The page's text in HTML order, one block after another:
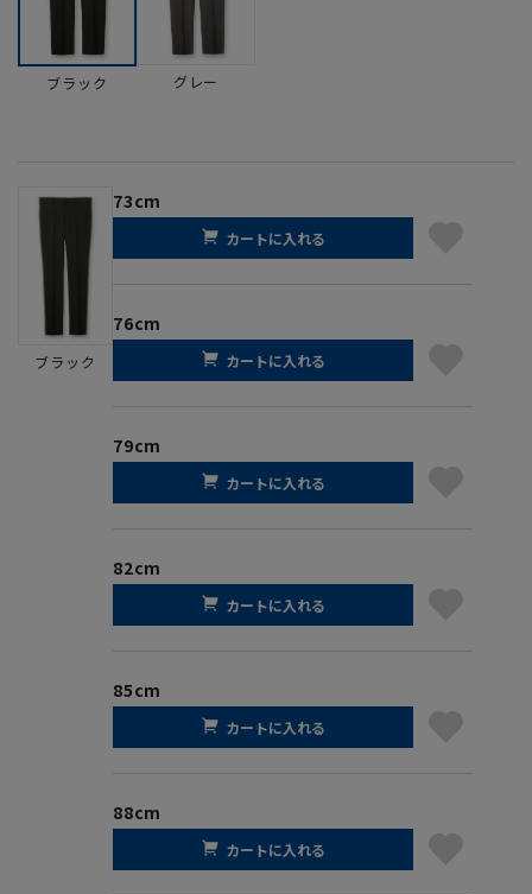
ブラック グレー
ブラック
73cm
カートに入れる
76cm
カートに入れる
79cm
カートに入れる
82cm
カートに入れる
85cm
カートに入れる
88cm
カートに入れる